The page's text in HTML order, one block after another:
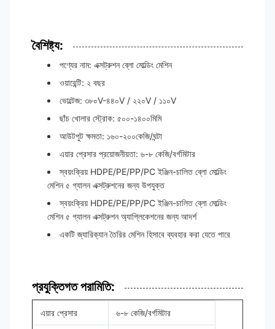
বৈশিষ্ট্য:
পণ্যের নাম: এক্সট্রুশন ব্লো মোল্ডিং মেশিন
ওয়ারেন্টি: ২ বছর
ভোল্টেজ: ৩৮০V-৪৪০V / ২২০V / ১১০V
ছাঁচ খোলার স্ট্রোক: ৫০০-১৪০০মিমি
আউটপুট ক্ষমতা: ১৬০-২০০কেজি/ঘন্টা
এয়ার প্রেসার প্রয়োজনীয়তা: ৬-৮ কেজি/বর্গমিটার
স্বয়ংক্রিয় HDPE/PE/PP/PC ইঞ্জিন-চালিত ব্লো মোল্ডিং
মেশিন ৫ গ্যালন এক্সট্রুশনের জন্য উপযুক্ত
স্বয়ংক্রিয় HDPE/PE/PP/PC ইঞ্জিন-চালিত ব্লো মোল্ডিং
মেশিন ৫ গ্যালন এক্সট্রুশন অ্যাপ্লিকেশনের জন্য আদর্শ
একটি জ্যারিক্যান তৈরির মেশিন হিসাবে ব্যবহার করা যেতে পারে
প্রযুক্তিগত পরামিতি:
এয়ার প্রেসার ৬-৮ কেজি/বর্গমিটার